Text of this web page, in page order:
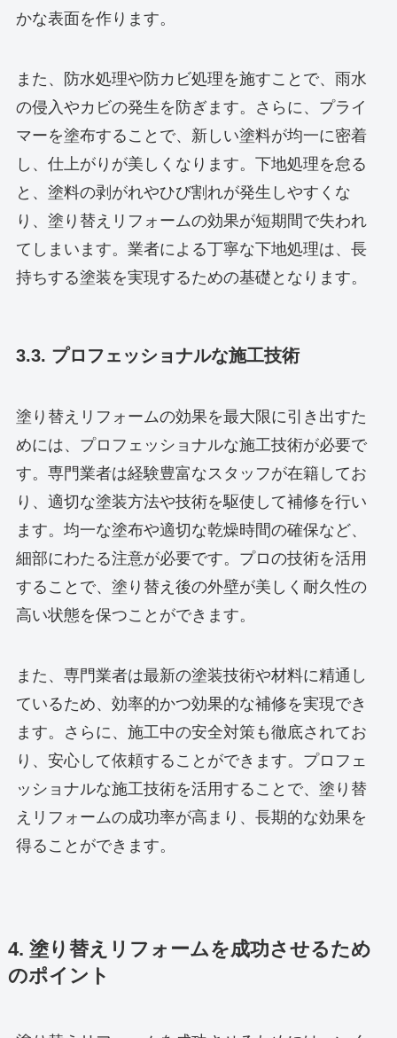
かな表面を作ります。
また、防水処理や防カビ処理を施すことで、雨水
の侵入やカビの発生を防ぎます。さらに、プライ
マーを塗布することで、新しい塗料が均一に密着
し、仕上がりが美しくなります。下地処理を怠る
と、塗料の剥がれやひび割れが発生しやすくな
り、塗り替えリフォームの効果が短期間で失われ
てしまいます。業者による丁寧な下地処理は、長
持ちする塗装を実現するための基礎となります。
3.3. プロフェッショナルな施工技術
塗り替えリフォームの効果を最大限に引き出すた
めには、プロフェッショナルな施工技術が必要で
す。専門業者は経験豊富なスタッフが在籍してお
り、適切な塗装方法や技術を駆使して補修を行い
ます。均一な塗布や適切な乾燥時間の確保など、
細部にわたる注意が必要です。プロの技術を活用
することで、塗り替え後の外壁が美しく耐久性の
高い状態を保つことができます。
また、専門業者は最新の塗装技術や材料に精通し
ているため、効率的かつ効果的な補修を実現でき
ます。さらに、施工中の安全対策も徹底されてお
り、安心して依頼することができます。プロフェ
ッショナルな施工技術を活用することで、塗り替
えリフォームの成功率が高まり、長期的な効果を
得ることができます。
4. 塗り替えリフォームを成功させるため
のポイント